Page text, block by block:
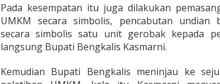
s
i
.
Pada kesempatan itu juga dilakukan
UMKM secara simbolis, pencabutan undian
secara simbolis satu unit gerobak kepada
langsung Bupati Bengkalis Kasmarni.
Kemudian Bupati Bengkalis meninjau ke